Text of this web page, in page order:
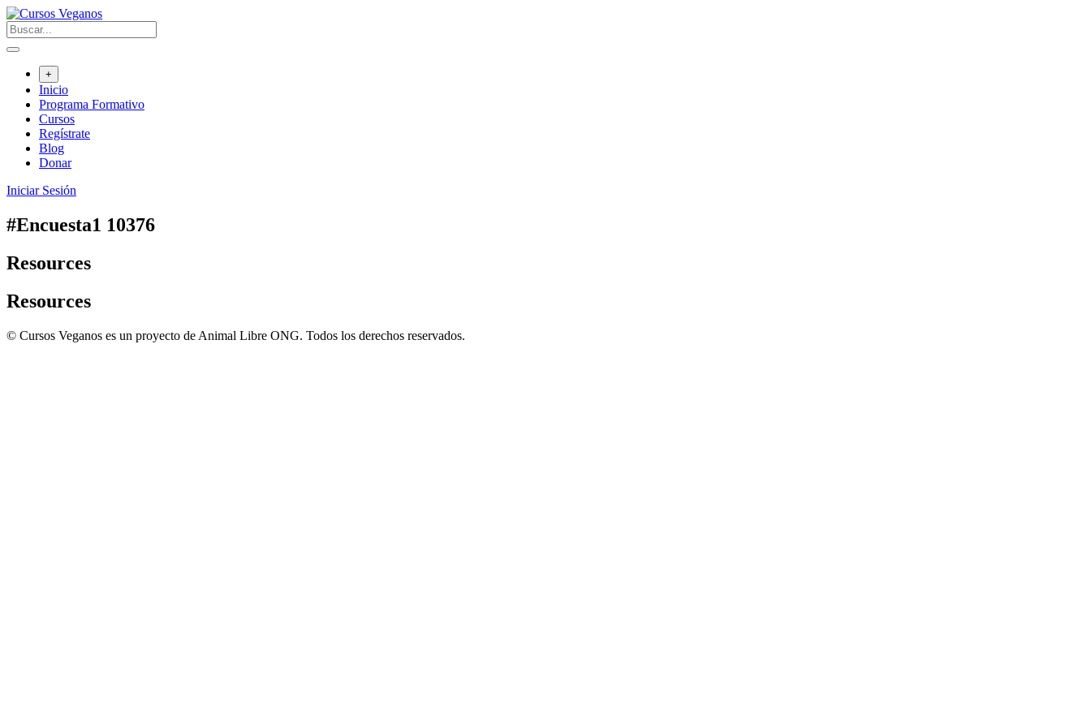
Saltar
al
contenido
+
Inicio
Programa Formativo
Cursos
Regístrate
Blog
Donar
Iniciar Sesión
#Encuesta1 10376
Resources
Resources
© Cursos Veganos es un proyecto de Animal Libre ONG. Todos los derechos reservados.